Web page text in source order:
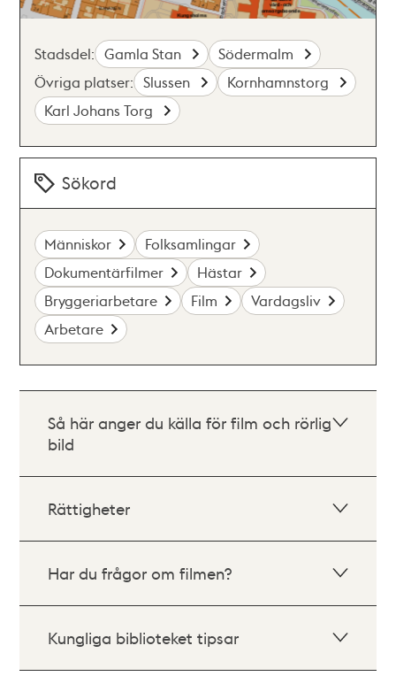
Stadsdel: Gamla Stan
Södermalm
Övriga platser: Slussen
Kornhamnstorg
Karl Johans Torg
Sökord
Människor
Folksamlingar
Dokumentärfilmer
Hästar
Bryggeriarbetare
Film
Vardagsliv
Arbetare
Så här anger du källa för film och rörlig
bild
Rättigheter
Har du frågor om filmen?
Kungliga biblioteket tipsar